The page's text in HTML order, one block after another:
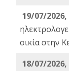
19/07/
οικία στην
18/07/